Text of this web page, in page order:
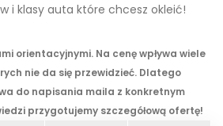
i klasy auta które chcesz okleić!
orientacyjnymi. Na cenę wpływa wiele
nie da się przewidzieć. Dlatego
do napisania maila z konkretnym
przygotujemy szczegółową ofertę!